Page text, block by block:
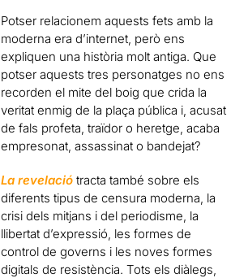
Potser relacionem aquests fets amb la
moderna era d’internet, però ens
expliquen una història molt antiga. Que
potser aquests tres personatges no ens
recorden el mite del boig que crida la
veritat enmig de la plaça pública i, acusat
de fals profeta, traïdor o heretge, acaba
empresonat, assassinat o bandejat?
La revelació tracta també sobre els
diferents tipus de censura moderna, la
crisi dels mitjans i del periodisme, la
llibertat d’expressió, les formes de
control de governs i les noves formes
digitals de resistència. Tots els diàlegs,